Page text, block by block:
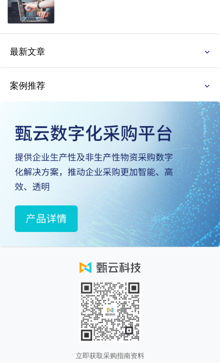
最新文章
案例推荐
立即获取采购指南资料